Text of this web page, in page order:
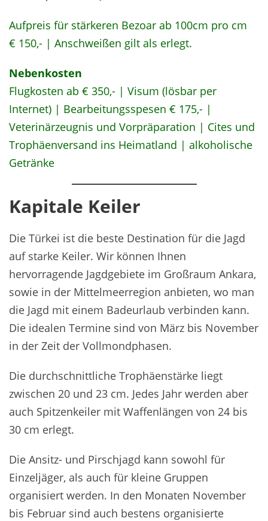
Aufpreis für stärkeren Bezoar ab 100cm pro cm
€ 150,- | Anschweißen gilt als erlegt.
Nebenkosten
Flugkosten ab € 350,- | Visum (lösbar per
Internet) | Bearbeitungsspesen € 175,- |
Veterinärzeugnis und Vorpräparation | Cites und
Trophäenversand ins Heimatland | alkoholische
Getränke
Kapitale Keiler
Die Türkei ist die beste Destination für die Jagd
auf starke Keiler. Wir können Ihnen
hervorragende Jagdgebiete im Großraum Ankara,
sowie in der Mittelmeerregion anbieten, wo man
die Jagd mit einem Badeurlaub verbinden kann.
Die idealen Termine sind von März bis November
in der Zeit der Vollmondphasen.
Die durchschnittliche Trophäenstärke liegt
zwischen 20 und 23 cm. Jedes Jahr werden aber
auch Spitzenkeiler mit Waffenlängen von 24 bis
30 cm erlegt.
Die Ansitz- und Pirschjagd kann sowohl für
Einzeljäger, als auch für kleine Gruppen
organisiert werden. In den Monaten November
bis Februar sind auch bestens organisierte